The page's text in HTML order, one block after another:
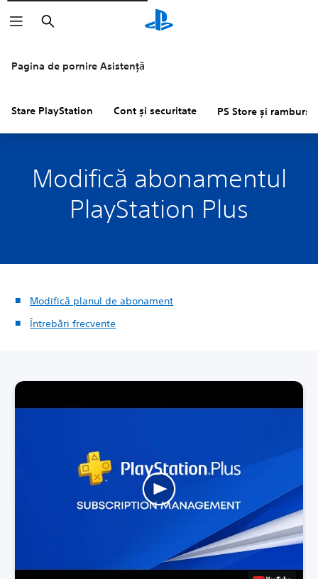
Pagina de pornire Asistență
Stare PlayStation Cont și securitate PS Store și
Modifică abonamentul
PlayStation Plus
Modifică planul de abonament
Întrebări frecvente